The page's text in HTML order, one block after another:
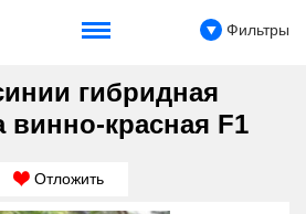
Фильтры
гибридная
винно-красная F1
Отложить